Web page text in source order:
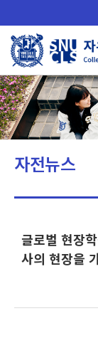
로
메
뉴
자전뉴스
글로벌 현장
사의 현장을